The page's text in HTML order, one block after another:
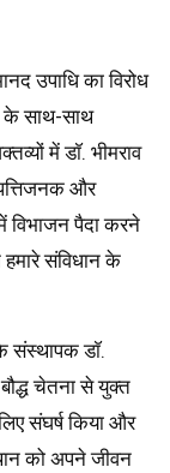
उपाधि का विरोध
के साथ-साथ
में डाॅ. भीमराव
और
विभाजन पैदा करने
संविधान के
संस्थापक डाॅ.
चेतना से युक्त
संघर्ष किया और
को अपने जीवन